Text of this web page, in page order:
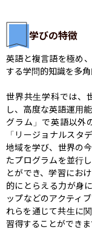
学びの特徴
英語と複言語を極め
する学問的知識を多角
世界共生学科では、
し、高度な英語運用
グラム」で英語以外
「リージョナルスタ
地域を学び、世界の
たプログラムを並行
とができ、学習にお
的にとらえる力が身
ップなどのアクティ
れらを通じて共生に
習得することができま